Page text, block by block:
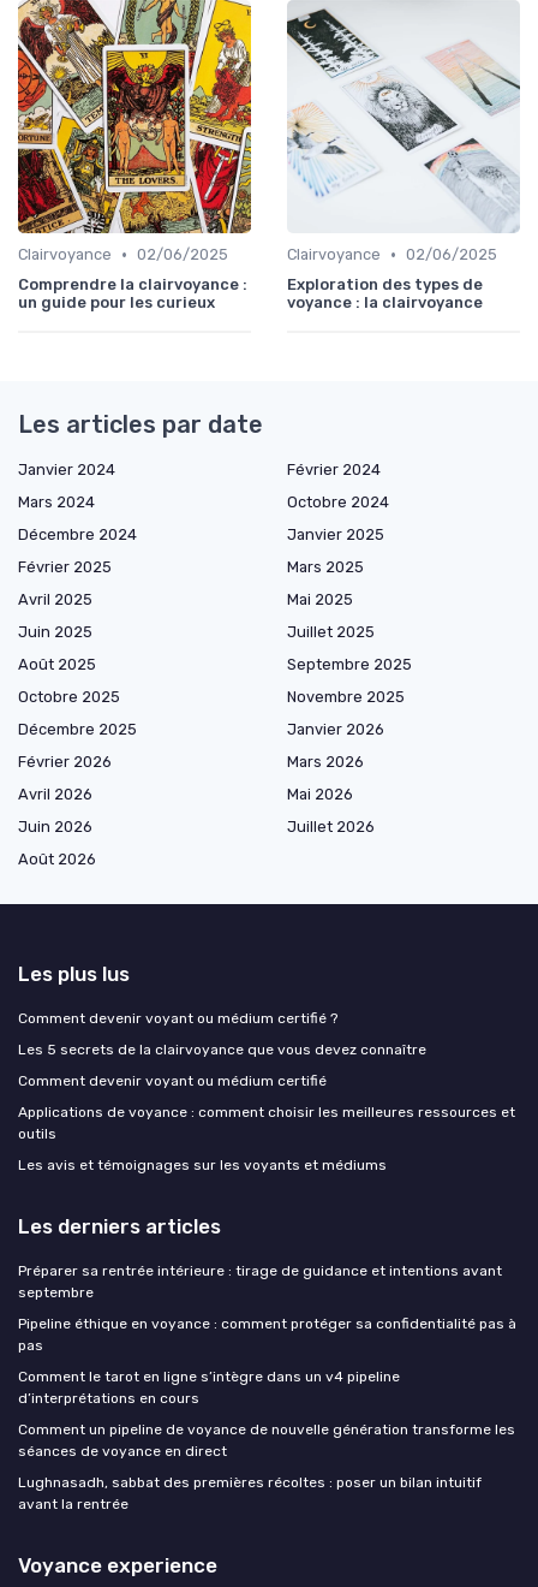
Clairvoyance • 02/06/2025
Comprendre la clairvoyance :
un guide pour les curieux
Clairvoyance • 02/06/2025
Exploration des types de
voyance : la clairvoyance
Les articles par date
Janvier 2024
Février 2024
Mars 2024
Octobre 2024
Décembre 2024
Janvier 2025
Février 2025
Mars 2025
Avril 2025
Mai 2025
Juin 2025
Juillet 2025
Août 2025
Septembre 2025
Octobre 2025
Novembre 2025
Décembre 2025
Janvier 2026
Février 2026
Mars 2026
Avril 2026
Mai 2026
Juin 2026
Juillet 2026
Août 2026
Les plus lus
Comment devenir voyant ou médium certifié ?
Les 5 secrets de la clairvoyance que vous devez connaître
Comment devenir voyant ou médium certifié
Applications de voyance : comment choisir les meilleures ressources et
outils
Les avis et témoignages sur les voyants et médiums
Les derniers articles
Préparer sa rentrée intérieure : tirage de guidance et intentions avant
septembre
Pipeline éthique en voyance : comment protéger sa confidentialité pas à
pas
Comment le tarot en ligne s’intègre dans un v4 pipeline
d’interprétations en cours
Comment un pipeline de voyance de nouvelle génération transforme les
séances de voyance en direct
Lughnasadh, sabbat des premières récoltes : poser un bilan intuitif
avant la rentrée
Voyance experience